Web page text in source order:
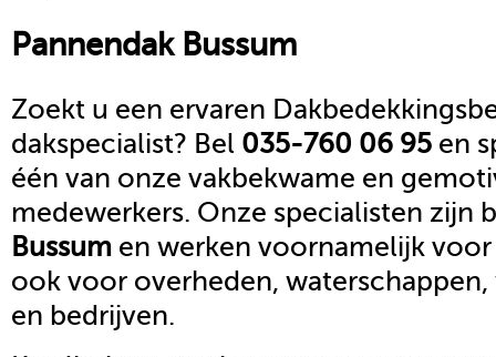
Pannendak Bussum
Zoekt u een ervaren
dakspecialist? Bel 035-760 06 95 en
één van onze vakbekwame en
medewerkers. Onze specialisten zijn
Bussum en werken voornamelijk
ook voor overheden,
en bedrijven.